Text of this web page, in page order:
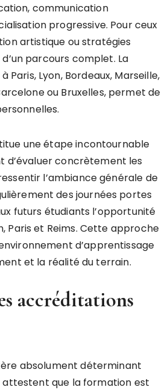
communication
progressive. Pour ceux
artistique ou stratégies
parcours complet. La
Lyon, Bordeaux, Marseille,
ou Bruxelles, permet de
une étape incontournable
d’évaluer concrètement les
l’ambiance générale de
des journées portes
futurs étudiants l’opportunité
Paris et Reims. Cette approche
d’apprentissage
et la réalité du terrain.
accréditations
absolument déterminant
attestent que la formation est